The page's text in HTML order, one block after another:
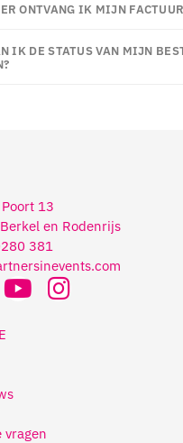
ONTVANG IK MIJN
IK DE STATUS VAN MIJN
13
en Rodenrijs
381
vragen